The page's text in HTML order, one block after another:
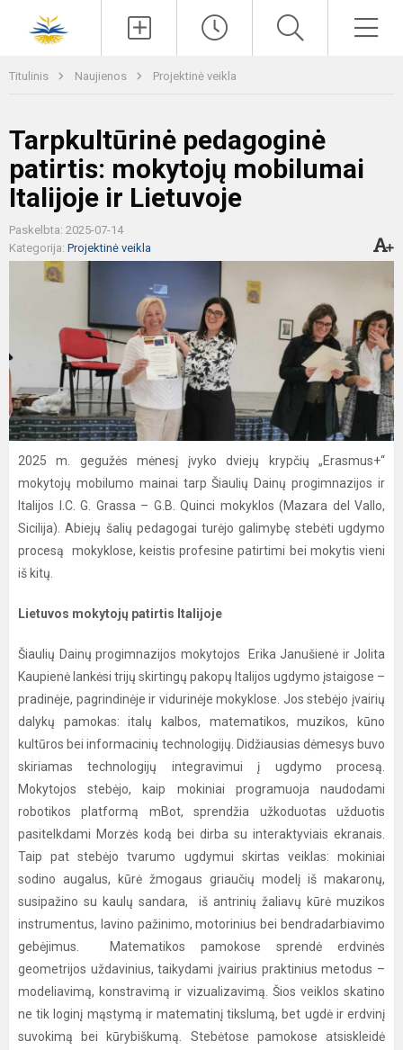
Titulinis Naujienos Projektinė veikla
Tarpkultūrinė pedagoginė
patirtis: mokytojų mobilumai
Italijoje ir Lietuvoje
Paskelbta: 2025-07-14
Kategorija: Projektinė veikla
2025 m. gegužės mėnesį įvyko dviejų krypčių „Erasmus+“
mokytojų mobilumo mainai tarp Šiaulių Dainų progimnazijos ir
Italijos I.C. G. Grassa – G.B. Quinci mokyklos (Mazara del Vallo,
Sicilija). Abiejų šalių pedagogai turėjo galimybę stebėti ugdymo
procesą mokyklose, keistis profesine patirtimi bei mokytis vieni
iš kitų.
Lietuvos mokytojų patirtis Italijoje
Šiaulių Dainų progimnazijos mokytojos Erika Janušienė ir Jolita
Kaupienė lankėsi trijų skirtingų pakopų Italijos ugdymo įstaigose –
pradinėje, pagrindinėje ir vidurinėje mokyklose. Jos stebėjo įvairių
dalykų pamokas: italų kalbos, matematikos, muzikos, kūno
kultūros bei informacinių technologijų. Didžiausias dėmesys buvo
skiriamas technologijų integravimui į ugdymo procesą.
Mokytojos stebėjo, kaip mokiniai programuoja naudodami
robotikos platformą mBot, sprendžia užkoduotas užduotis
pasitelkdami Morzės kodą bei dirba su interaktyviais ekranais.
Taip pat stebėjo tvarumo ugdymui skirtas veiklas: mokiniai
sodino augalus, kūrė žmogaus griaučių modelį iš makaronų,
susipažino su kaulų sandara, iš antrinių žaliavų kūrė muzikos
instrumentus, lavino pažinimo, motorinius bei bendradarbiavimo
gebėjimus. Matematikos pamokose sprendė erdvinės
geometrijos uždavinius, taikydami įvairius praktinius metodus –
modeliavimą, konstravimą ir vizualizavimą. Šios veiklos skatino
ne tik loginį mąstymą ir matematinį tikslumą, bet ugdė ir erdvinį
suvokimą bei kūrybiškumą. Stebėtose pamokose atsiskleidė